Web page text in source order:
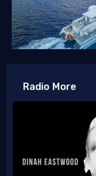
Radio More